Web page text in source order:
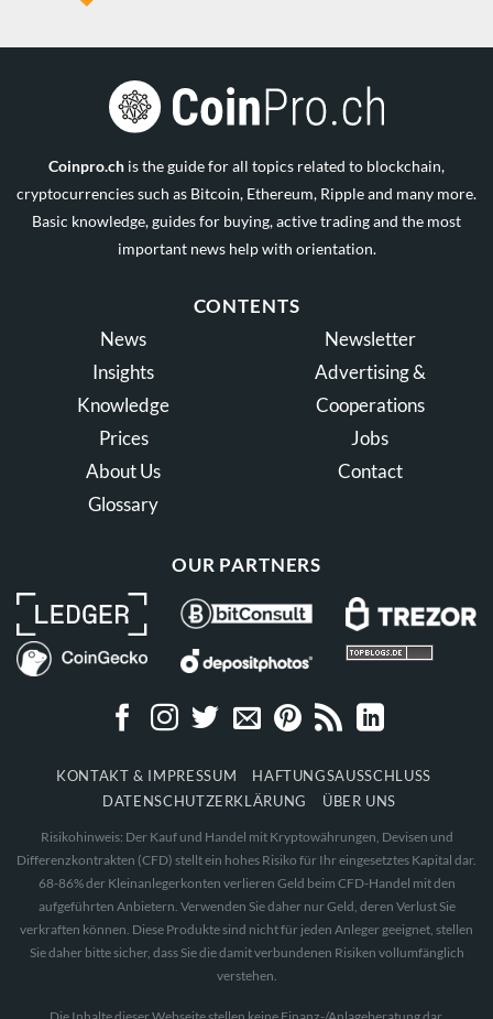
Coinpro.ch is the guide for all topics related to blockchain,
cryptocurrencies such as Bitcoin, Ethereum, Ripple and many more.
Basic knowledge, guides for buying, active trading and the most
important news help with orientation.
CONTENTS
News
Insights
Knowledge
Prices
About Us
Glossary
Newsletter
Advertising &
Cooperations
Jobs
Contact
OUR PARTNERS
KONTAKT & IMPRESSUM
HAFTUNGSAUSSCHLUSS
DATENSCHUTZERKLÄRUNG
ÜBER UNS
Risikohinweis: Der Kauf und Handel mit Kryptowährungen, Devisen und
Differenzkontrakten (CFD) stellt ein hohes Risiko für Ihr eingesetztes Kapital dar.
68-86% der Kleinanlegerkonten verlieren Geld beim CFD-Handel mit den
aufgeführten Anbietern. Verwenden Sie daher nur Geld, deren Verlust Sie
verkraften können. Diese Produkte sind nicht für jeden Anleger geeignet, stellen
Sie daher bitte sicher, dass Sie die damit verbundenen Risiken vollumfänglich
verstehen.